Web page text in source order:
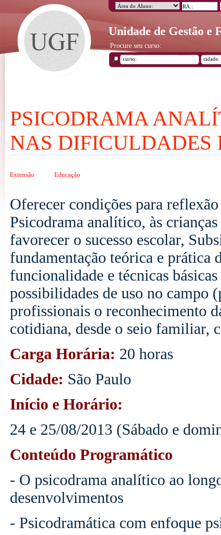
Unidade de Gestão e
Procure seu curso:
PSICODRAMA
NAS DIFICULDADES
Extensão Educação
Oferecer condições para
Psicodrama analítico, às
favorecer o sucesso escolar,
fundamentação teórica e
funcionalidade e técnicas
possibilidades de uso no campo
profissionais o reconhecimento
cotidiana, desde o seio familiar,
Carga Horária: 20 horas
Cidade: São Paulo
Início e Horário:
24 e 25/08/2013 (Sábado e
Conteúdo Programático
- O psicodrama analítico ao
desenvolvimentos
- Psicodramática com enfoque